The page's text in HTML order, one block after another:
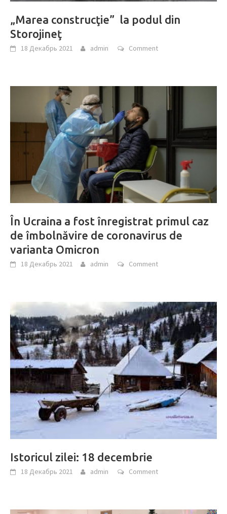
„Marea construcţie” la podul din
Storojineţ
18 Декабрь 2021 admin Comment
În Ucraina a fost înregistrat primul caz
de îmbolnăvire de coronavirus de
varianta Omicron
18 Декабрь 2021 admin Comment
Istoricul zilei: 18 decembrie
18 Декабрь 2021 admin Comment